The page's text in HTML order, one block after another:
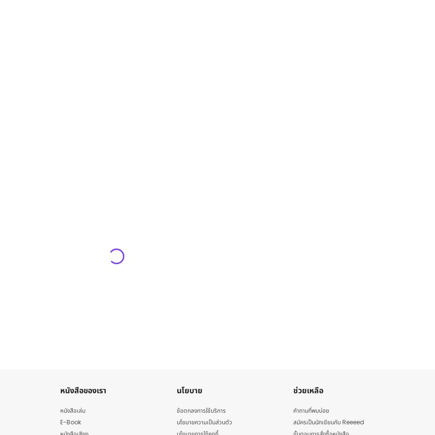
หนังสือของเรา
หนังสือเล่ม
E-Book
นโยบาย
ข้อตกลงการใช้บริการ
นโยบายความเป็นส่วนตัว
ช่วยเหลือ
คำถามที่พบบ่อย
สมัครเป็นนักเขียนกับ Reeeed